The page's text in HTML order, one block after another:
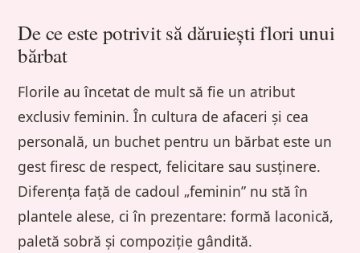
De ce este potrivit să dăruiești flori unui
bărbat
Florile au încetat de mult să fie un atribut
exclusiv feminin. În cultura de afaceri și cea
personală, un buchet pentru un bărbat este un
gest firesc de respect, felicitare sau susținere.
Diferența față de cadoul „feminin” nu stă în
plantele alese, ci în prezentare: formă laconică,
paletă sobră și compoziție gândită.